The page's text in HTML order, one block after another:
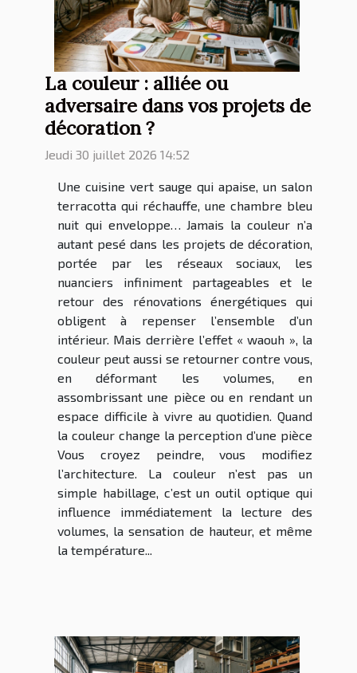
La couleur : alliée ou
adversaire dans vos projets de
décoration ?
Jeudi 30 juillet 2026 14:52
Une cuisine vert sauge qui apaise, un salon
terracotta qui réchauffe, une chambre bleu
nuit qui enveloppe… Jamais la couleur n’a
autant pesé dans les projets de décoration,
portée par les réseaux sociaux, les
nuanciers infiniment partageables et le
retour des rénovations énergétiques qui
obligent à repenser l’ensemble d’un
intérieur. Mais derrière l’effet « waouh », la
couleur peut aussi se retourner contre vous,
en déformant les volumes, en
assombrissant une pièce ou en rendant un
espace difficile à vivre au quotidien. Quand
la couleur change la perception d’une pièce
Vous croyez peindre, vous modifiez
l’architecture. La couleur n’est pas un
simple habillage, c’est un outil optique qui
influence immédiatement la lecture des
volumes, la sensation de hauteur, et même
la température...